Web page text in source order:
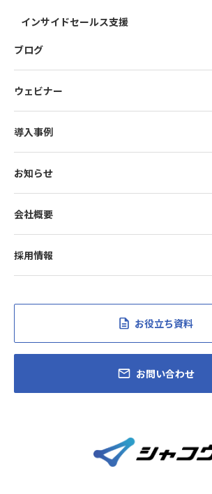
インサイドセールス支援
ブログ
ウェビナー
導入事例
お知らせ
会社概要
採用情報
お役立ち資料
お問い合わせ